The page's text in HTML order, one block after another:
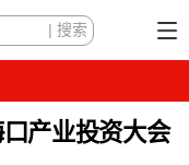
产业投资大会